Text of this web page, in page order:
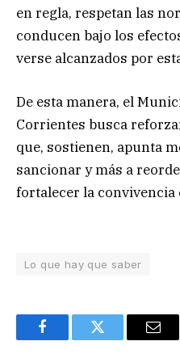
en regla, respetan las
conducen bajo los
verse alcanzados por
De esta manera, el
Corrientes busca
que, sostienen, apunta
sancionar y más a
fortalecer la convivencia
Lo que hay que saber
FacebookTwitter